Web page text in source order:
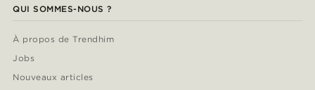
QUI SOMMES-NOUS ?
À propos de Trendhim
Jobs
Nouveaux articles